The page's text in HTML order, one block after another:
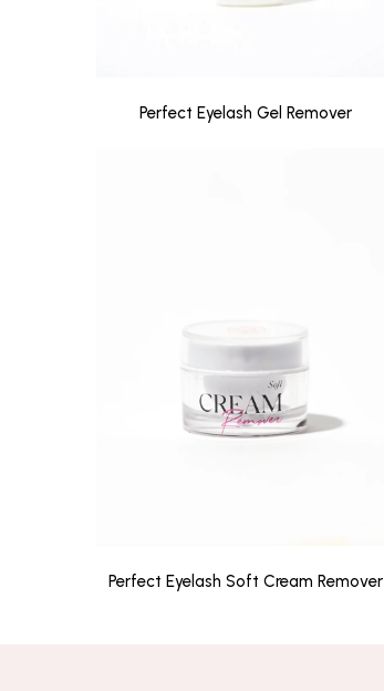
Perfect Eyelash Gel Remover
Perfect Eyelash Soft Cream Remover